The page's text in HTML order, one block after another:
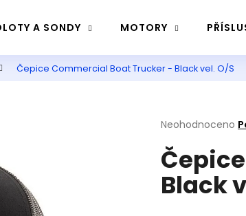
A SONDY MOTORY
Čepice Commercial Boat Trucker - Black vel. O/S
Průměrné
produktu
je
0,0
Neohodnoceno
Black
Co potřebujete najít?
Hledat